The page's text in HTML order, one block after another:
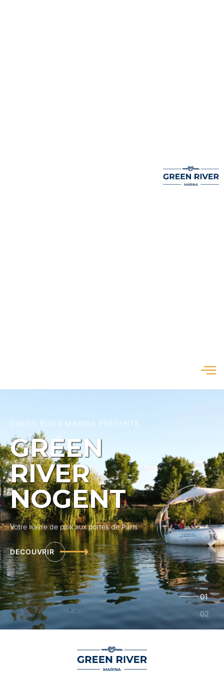
GREEN RIVER MARINA PRÉSENTE
GREEN
RIVER
NOGENT
Votre havre de paix aux portes de Paris
DECOUVRIR